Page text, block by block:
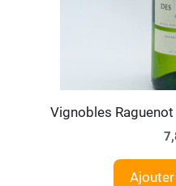
Vignobles